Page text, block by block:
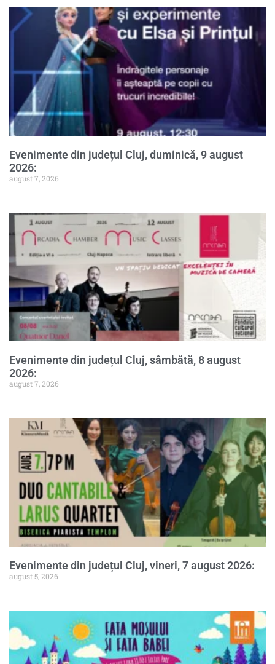
Evenimente din județul Cluj, duminică, 9 august
2026:
august 7, 2026
Evenimente din județul Cluj, sâmbătă, 8 august
2026:
august 7, 2026
Evenimente din județul Cluj, vineri, 7 august 2026:
august 5, 2026